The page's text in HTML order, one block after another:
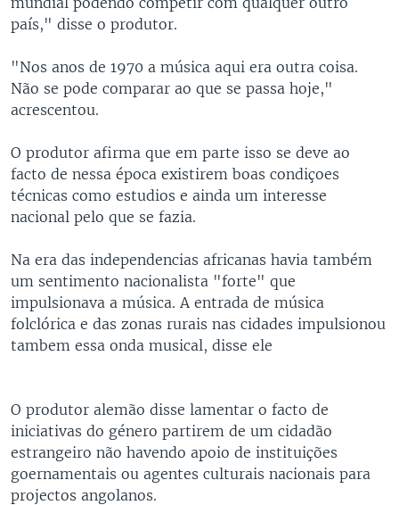
país," disse o produtor.
"Nos anos de 1970 a música aqui era outra coisa.
Não se pode comparar ao que se passa hoje,"
acrescentou.
O produtor afirma que em parte isso se deve ao
facto de nessa época existirem boas condiçoes
técnicas como estudios e ainda um interesse
nacional pelo que se fazia.
Na era das independencias africanas havia também
um sentimento nacionalista "forte" que
impulsionava a música. A entrada de música
folclórica e das zonas rurais nas cidades impulsionou
tambem essa onda musical, disse ele
O produtor alemão disse lamentar o facto de
iniciativas do género partirem de um cidadão
estrangeiro não havendo apoio de instituições
goernamentais ou agentes culturais nacionais para
projectos angolanos.